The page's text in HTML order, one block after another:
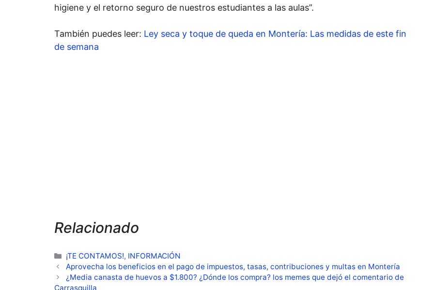
higiene y el retorno seguro de nuestros estudiantes a las aulas”.
También puedes leer: Ley seca y toque de queda en Montería: Las medidas de este fin
de semana
Relacionado
Categorías
¡TE CONTAMOS!, INFORMACIÓN
Aprovecha los beneficios en el pago de impuestos, tasas, contribuciones y multas en Montería
¿Media canasta de huevos a $1.800? ¿Dónde los compra? los memes que dejó el comentario de
Carrasquilla